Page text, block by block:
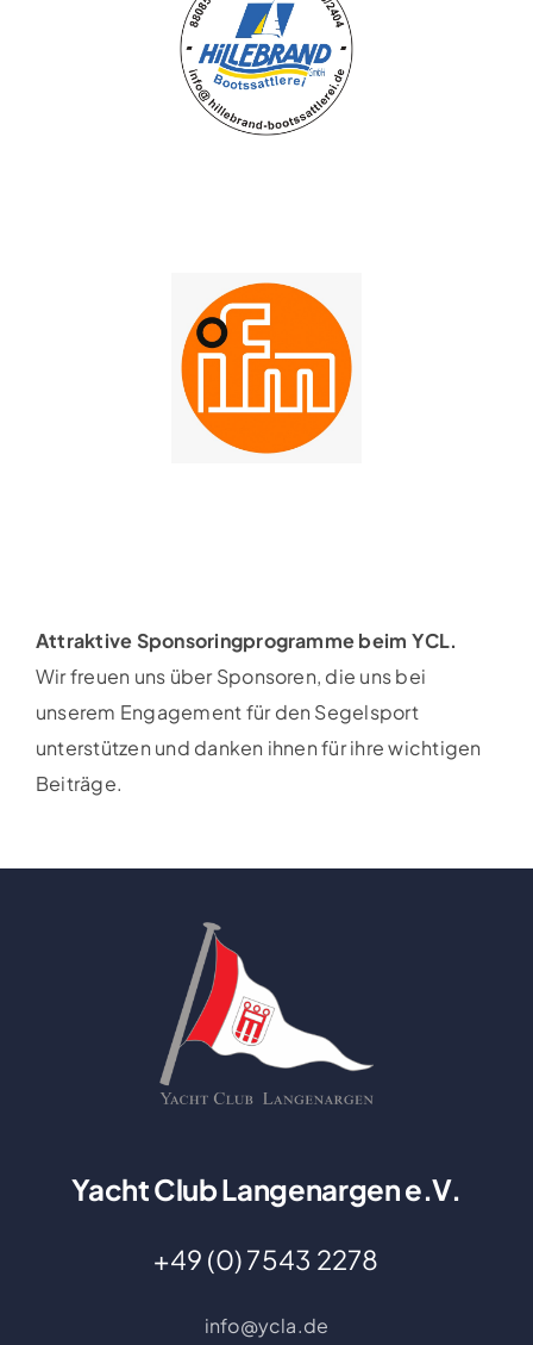
Attraktive Sponsoringprogramme beim YCL.
Wir freuen uns über Sponsoren, die uns bei
unserem Engagement für den Segelsport
unterstützen und danken ihnen für ihre wichtigen
Beiträge.
Yacht Club Langenargen e.V.
+49 (0) 7543 2278
info@ycla.de